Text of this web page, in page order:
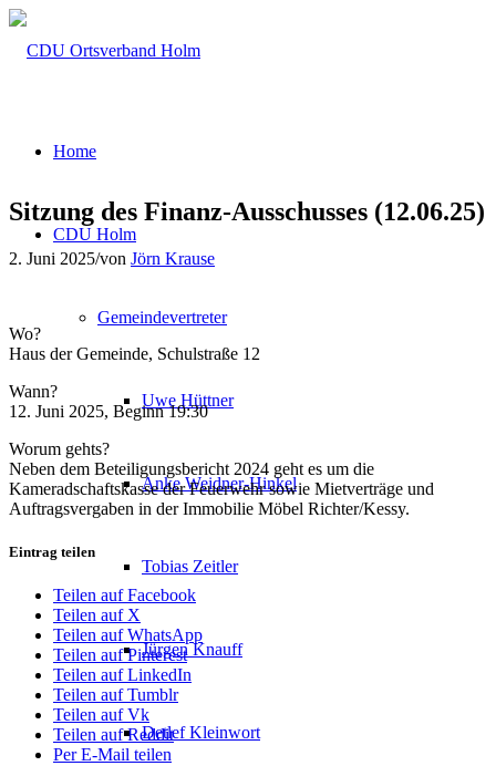
Home
CDU Holm
Gemeindevertreter
Uwe Hüttner
Anke Weidner-Hinkel
Tobias Zeitler
Jürgen Knauff
Detlef Kleinwort
Sitzung des Finanz-Ausschusses (12.06.25)
2. Juni 2025/von Jörn Krause
Wo?
Haus der Gemeinde, Schulstraße 12
Wann?
12. Juni 2025, Beginn 19:30
Worum gehts?
Neben dem Beteiligungsbericht 2024 geht es um die
Kameradschaftskasse der Feuerwehr sowie Mietverträge und
Auftragsvergaben in der Immobilie Möbel Richter/Kessy.
Eintrag teilen
Teilen auf Facebook
Teilen auf X
Teilen auf WhatsApp
Teilen auf Pinterest
Teilen auf LinkedIn
Teilen auf Tumblr
Teilen auf Vk
Teilen auf Reddit
Per E-Mail teilen